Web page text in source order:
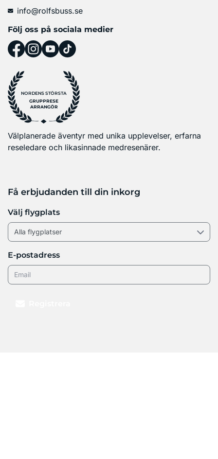
info@rolfsbuss.se
Följ oss på sociala medier
NORDENS STÖRSTA
GRUPPRESE
ARRANGÖR
Välplanerade äventyr med unika upplevelser, erfarna
reseledare och likasinnade medresenärer.
Få erbjudanden till din inkorg
Välj flygplats
E-postadress